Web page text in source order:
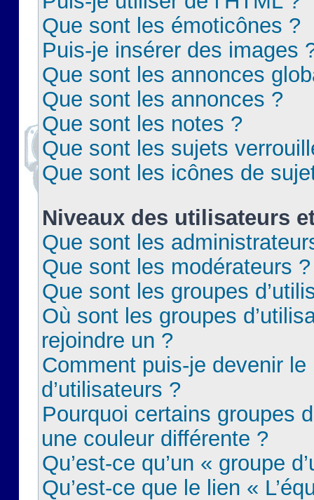
Que sont les émoticônes ?
Puis-je insérer des images
Que sont les annonces
Que sont les annonces ?
Que sont les notes ?
Que sont les sujets
Que sont les icônes de
Niveaux des utilisateurs
Que sont les
Que sont les modérateurs ?
Que sont les groupes
Où sont les groupes
rejoindre un ?
Comment puis-je devenir le
d’utilisateurs ?
Pourquoi certains groupes
une couleur différente ?
Qu’est-ce qu’un « groupe
Qu’est-ce que le lien «